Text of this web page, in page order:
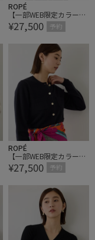
ROPÉ
【一部WEB限定カラー】
カシミヤブレンドポケッ
トカーディガン/イージ
ーケア【J'aDoRe・一部
店舗限定サイズ】
¥27,500 予約
ROPÉ
【一部WEB限定カラー】
カシミヤブレンドポケッ
トカーディガン/イージ
ーケア【J'aDoRe・一部
店舗限定サイズ】
¥27,500 予約